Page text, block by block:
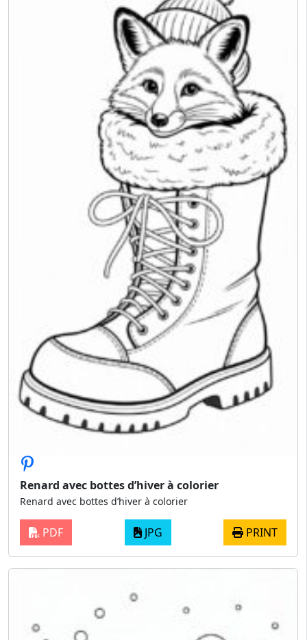
Renard avec bottes d’hiver à colorier
Renard avec bottes d’hiver à colorier
PDF JPG PRINT